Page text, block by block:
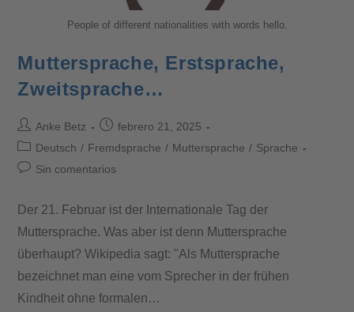
People of different nationalities with words hello.
Muttersprache, Erstsprache,
Zweitsprache…
Anke Betz
febrero 21, 2025
Deutsch / Fremdsprache / Muttersprache / Sprache
Sin comentarios
Der 21. Februar ist der Internationale Tag der
Muttersprache. Was aber ist denn Muttersprache
überhaupt? Wikipedia sagt: "Als Muttersprache
bezeichnet man eine vom Sprecher in der frühen
Kindheit ohne formalen…